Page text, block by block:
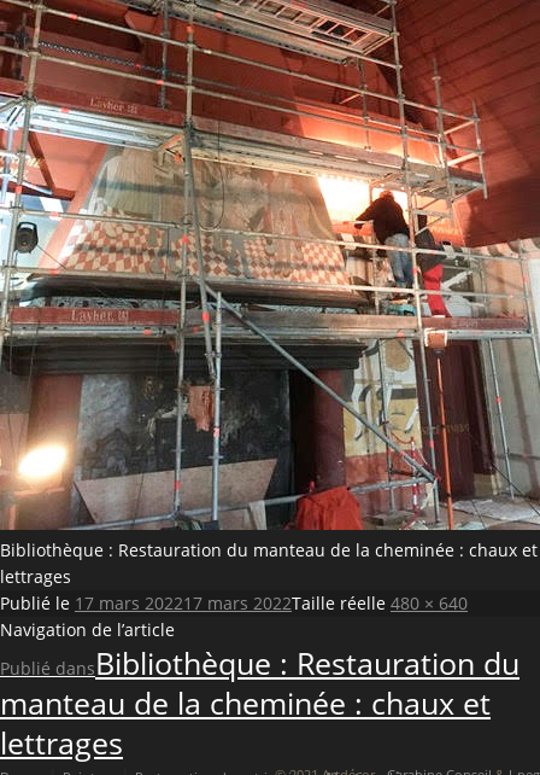
Bibliothèque : Restauration du manteau de la cheminée : chaux et
lettrages
Publié le 17 mars 202217 mars 2022Taille réelle 480 × 640
Navigation de l’article
Publié dansBibliothèque : Restauration du
manteau de la cheminée : chaux et
lettrages